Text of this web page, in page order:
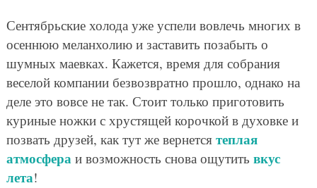
Сентябрьские холода уже успели вовлечь многих в
осеннюю меланхолию и заставить позабыть о
шумных маевках. Кажется, время для собрания
веселой компании безвозвратно прошло, однако на
деле это вовсе не так. Стоит только приготовить
куриные ножки с хрустящей корочкой в духовке и
позвать друзей, как тут же вернется теплая
атмосфераи возможность снова ощутить вкус
лета!